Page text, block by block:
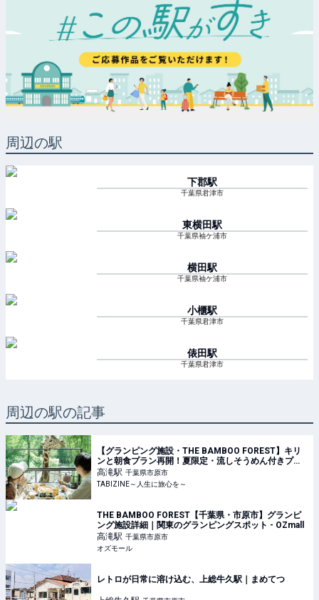
周辺の駅
下郡駅
千葉県君津市
東横田駅
千葉県袖ケ浦市
横田駅
千葉県袖ケ浦市
小櫃駅
千葉県君津市
俵田駅
千葉県君津市
周辺の駅の記事
【グランピング施設・THE BAMBOO FOREST】キリ
ンと朝食プラン再開！夏限定・流しそうめん付きプラ
ンも｜千葉県 | TABIZINE～人生に旅心を～
高滝駅 千葉県市原市
TABIZINE～人生に旅心を～
THE BAMBOO FOREST【千葉県・市原市】グランピ
ング施設詳細｜関東のグランピングスポット - OZmall
高滝駅 千葉県市原市
オズモール
レトロが日常に溶け込む、上総牛久駅｜まめてつ